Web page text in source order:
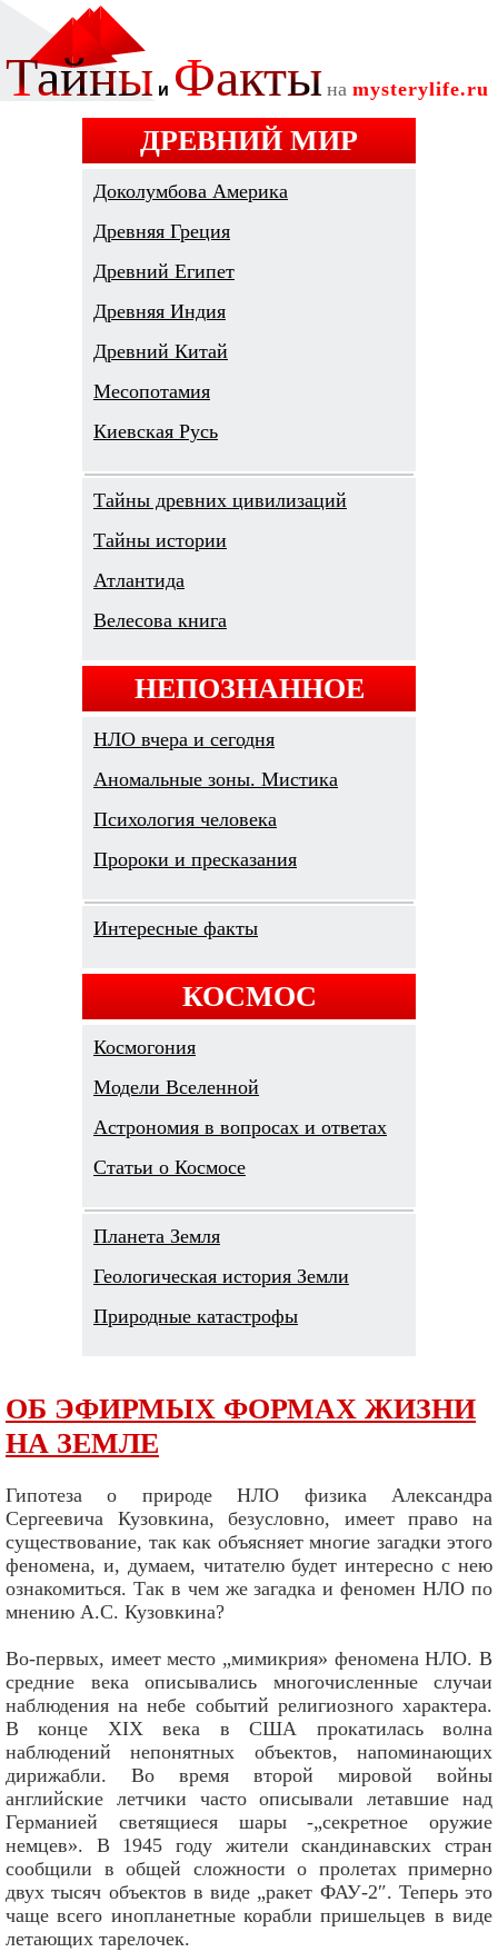
ДРЕВНИЙ МИР
Доколумбова Америка
Древняя Греция
Древний Египет
Древняя Индия
Древний Китай
Месопотамия
Киевская Русь
Тайны древних цивилизаций
Тайны истории
Атлантида
Велесова книга
НЕПОЗНАННОЕ
НЛО вчера и сегодня
Аномальные зоны. Мистика
Психология человека
Пророки и пресказания
Интересные факты
КОСМОС
Космогония
Модели Вселенной
Астрономия в вопросах и ответах
Cтатьи о Космосе
Планета Земля
Геологическая история Земли
Природные катастрофы
ОБ ЭФИРМЫХ ФОРМАХ ЖИЗНИ
НА ЗЕМЛЕ
Гипотеза о природе НЛО физика Александра
Сергеевича Кузовкина, безусловно, имеет право на
существование, так как объясняет многие загадки этого
феномена, и, думаем, читателю будет интересно с нею
ознакомиться. Так в чем же загадка и феномен НЛО по
мнению А.С. Кузовкина?
Во-первых, имеет место „мимикрия» феномена НЛО. В
средние века описывались многочисленные случаи
наблюдения на небе событий религиозного характера.
В конце XIX века в США прокатилась волна
наблюдений непонятных объектов, напоминающих
дирижабли. Во время второй мировой войны
английские летчики часто описывали летавшие над
Германией светящиеся шары -„секретное оружие
немцев». В 1945 году жители скандинавских стран
сообщили в общей сложности о пролетах примерно
двух тысяч объектов в виде „ракет ФАУ-2″. Теперь это
чаще всего инопланетные корабли пришельцев в виде
летающих тарелочек.